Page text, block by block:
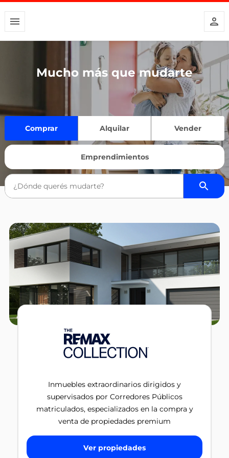
Mucho más que mudarte
Comprar Alquilar Vender
Emprendimientos
Inmuebles extraordinarios dirigidos y
supervisados por Corredores Públicos
matriculados, especializados en la compra y
venta de propiedades premium
Ver propiedades